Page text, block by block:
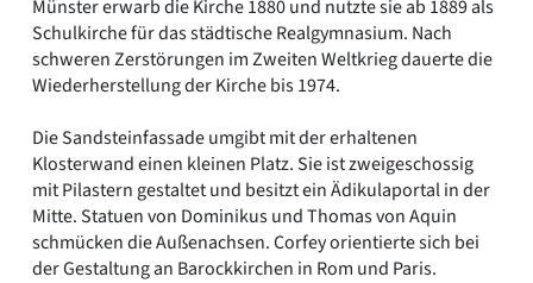
Münster erwarb die Kirche 1880 und nutzte sie ab 1889 als
Schulkirche für das städtische Realgymnasium. Nach
schweren Zerstörungen im Zweiten Weltkrieg dauerte die
Wiederherstellung der Kirche bis 1974.
Die Sandsteinfassade umgibt mit der erhaltenen
Klosterwand einen kleinen Platz. Sie ist zweigeschossig
mit Pilastern gestaltet und besitzt ein Ädikulaportal in der
Mitte. Statuen von Dominikus und Thomas von Aquin
schmücken die Außenachsen. Corfey orientierte sich bei
der Gestaltung an Barockkirchen in Rom und Paris.